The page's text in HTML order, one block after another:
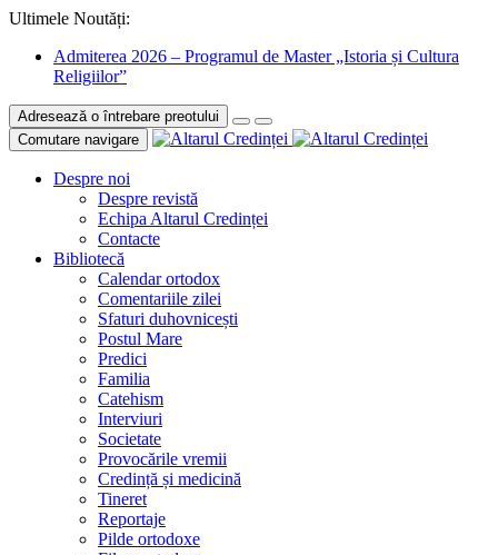
Ultimele Noutăți:
Admiterea 2026 – Programul de Master „Istoria și Cultura
Religiilor”
Adresează o întrebare preotului
Comutare navigare
Despre noi
Despre revistă
Echipa Altarul Credinței
Contacte
Bibliotecă
Calendar ortodox
Comentariile zilei
Sfaturi duhovnicești
Postul Mare
Predici
Familia
Catehism
Interviuri
Societate
Provocările vremii
Credință și medicină
Tineret
Reportaje
Pilde ortodoxe